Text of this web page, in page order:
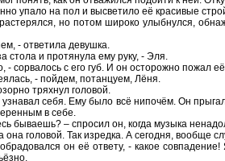
упало на пол и высветило её красивые
но потом широко улыбнулся,
- ответила девушка.
стола и протянула ему руку, - Эля.
- сорвалось с его губ. И он осторожно пожал
- пойдем, потанцуем, Лёня.
тряхнул головой.
себя. Ему было всё нипочём. Он
в себе.
бываешь? – спросил он, когда музыка
она головой. Так изредка. А сегодня, вообще
он её ответу, - какое